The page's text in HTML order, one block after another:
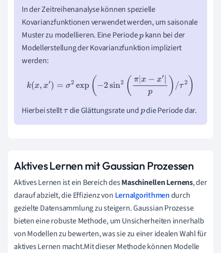
In der Zeitreihenanalyse können spezielle
Kovarianzfunktionen verwendet werden, um saisonale
Muster zu modellieren. Eine Periodepkann bei der
Modellerstellung der Kovarianzfunktion impliziert
werden:
k(x ,x′) =σ2exp −2sin2( π| x−x′|p)/ τ2)
Hierbei stelltτdie Glättungsrate undpdie Periode dar.
Aktives Lernen mit Gaussian Prozessen
Aktives Lernen ist ein Bereich desMaschinellen Lernens, der
darauf abzielt, die Effizienz von Lernalgorithmendurch
gezielte Datensammlung zu steigern. Gaussian Prozesse
bieten eine robuste Methode, um Unsicherheiten innerhalb
von Modellen zu bewerten, was sie zu einer idealen Wahl für
aktives Lernen macht.Mit dieser Methode können Modelle